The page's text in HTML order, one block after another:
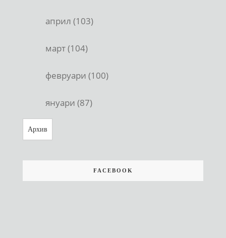
април (103)
март (104)
февруари (100)
януари (87)
Архив
FACEBOOK